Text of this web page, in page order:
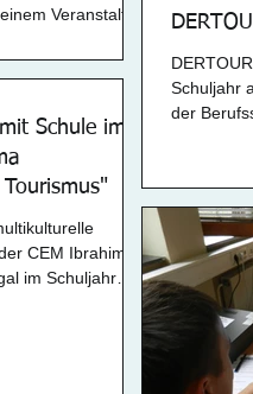
Veranstalter
Schuljahr
der
Schule im
CEM Ibrahima
im Schuljahr